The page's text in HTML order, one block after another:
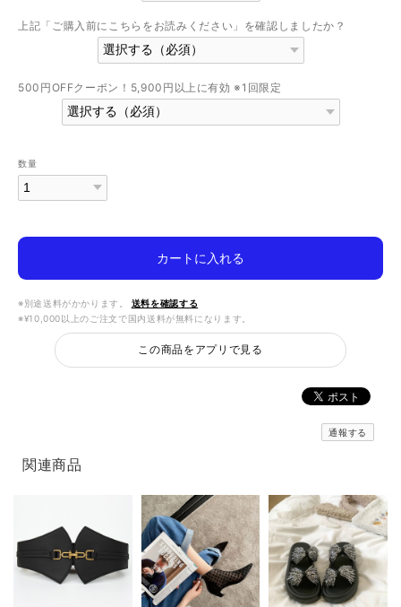
上記「ご購入前にこちらをお読みください」を確認しましたか？
500円OFFクーポン！5,900円以上に有効 ※1回限定
数量
カートに入れる
※別途送料がかかります。
送料を確認する
※¥10,000以上のご注文で国内送料が無料になります。
この商品をアプリで見る
通報する
関連商品